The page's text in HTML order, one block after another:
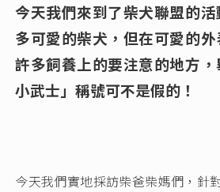
今天我們來到了柴犬聯盟的
多可愛的柴犬，但在可愛的
許多飼養上的要注意的地方
小武士」稱號可不是假的！
今天我們實地採訪柴爸柴媽們，針